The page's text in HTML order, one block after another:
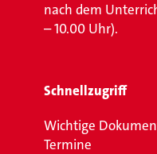
nach dem
– 10.00 Uhr).
Schnellzugriff
Wichtige
Termine